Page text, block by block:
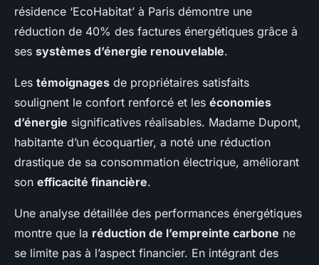
résidence ‘EcoHabitat’ à Paris démontre une
réduction de 40% des factures énergétiques grâce à
ses systèmes d’énergie renouvelable.
Les témoignages de propriétaires satisfaits
soulignent le confort renforcé et les économies
d’énergie significatives réalisables. Madame Dupont,
habitante d’un écoquartier, a noté une réduction
drastique de sa consommation électrique, améliorant
son efficacité financière.
Une analyse détaillée des performances énergétiques
montre que la réduction de l’empreinte carbone ne
se limite pas à l’aspect financier. En intégrant des